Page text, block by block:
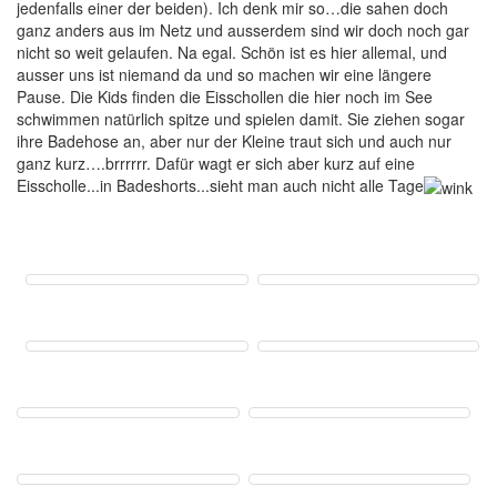
jedenfalls einer der beiden). Ich denk mir so…die sahen doch
ganz anders aus im Netz und ausserdem sind wir doch noch gar
nicht so weit gelaufen. Na egal. Schön ist es hier allemal, und
ausser uns ist niemand da und so machen wir eine längere
Pause. Die Kids finden die Eisschollen die hier noch im See
schwimmen natürlich spitze und spielen damit. Sie ziehen sogar
ihre Badehose an, aber nur der Kleine traut sich und auch nur
ganz kurz….brrrrrr. Dafür wagt er sich aber kurz auf eine
Eisscholle...in Badeshorts...sieht man auch nicht alle Tage